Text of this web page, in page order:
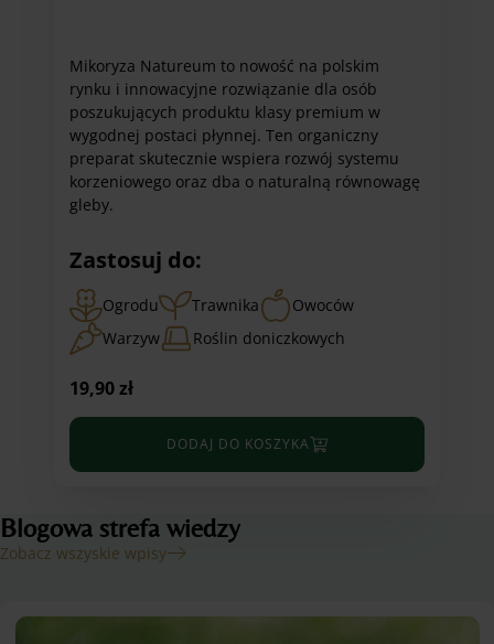
Mikoryza Natureum to nowość na polskim
rynku i innowacyjne rozwiązanie dla osób
poszukujących produktu klasy premium w
wygodnej postaci płynnej. Ten organiczny
preparat skutecznie wspiera rozwój systemu
korzeniowego oraz dba o naturalną równowagę
gleby.
Zastosuj do:
Ogrodu Trawnika
Owoców
Warzyw
Roślin doniczkowych
19,90zł
DODAJ DO KOSZYKA
Blogowa strefa wiedzy
Zobacz wszyskie wpisy